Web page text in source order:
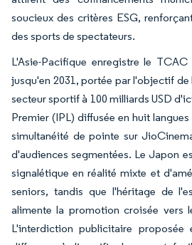
soucieux des critères ESG,
des sports de spectateurs.
L'Asie-Pacifique enregistre le
jusqu'en 2031, portée par l'objectif
secteur sportif à 100 milliards USD
Premier (IPL) diffusée en huit
simultanéité de pointe sur
d'audiences segmentées. Le Japon
signalétique en réalité mixte et
seniors, tandis que l'héritage de
alimente la promotion croisée vers
L'interdiction publicitaire proposée